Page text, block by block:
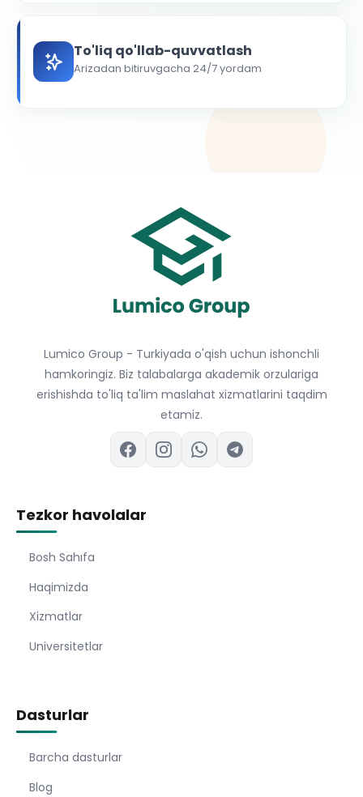
To'liq qo'llab-quvvatlash
Arizadan bitiruvgacha 24/7 yordam
Lumico Group - Turkiyada o'qish uchun ishonchli
hamkoringiz. Biz talabalarga akademik orzulariga
erishishda to'liq ta'lim maslahat xizmatlarini taqdim
etamiz.
Tezkor havolalar
Bosh Sahıfa
Haqimizda
Xizmatlar
Universitetlar
Dasturlar
Barcha dasturlar
Blog